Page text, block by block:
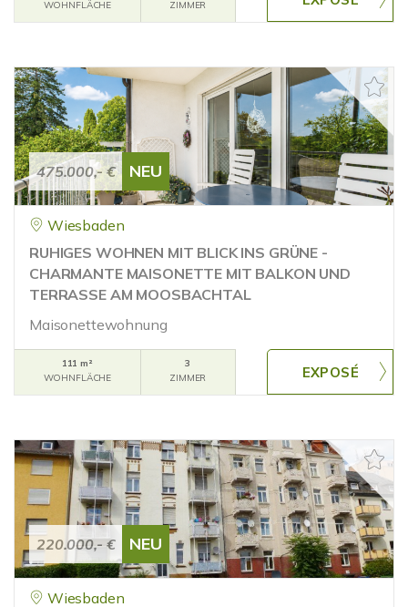
WOHNFLÄCHE
ZIMMER
475.000,- € NEU
Wiesbaden
RUHIGES WOHNEN MIT BLICK INS GRÜNE -
CHARMANTE MAISONETTE MIT BALKON UND
TERRASSE AM MOOSBACHTAL
Maisonettewohnung
111 m²
WOHNFLÄCHE
3
ZIMMER
220.000,- € NEU
Wiesbaden